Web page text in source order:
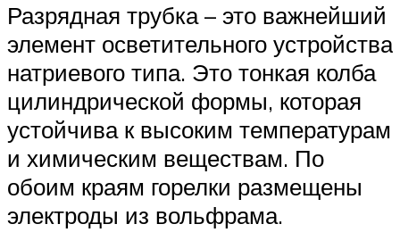
Разрядная трубка – это важнейший
элемент осветительного устройства
натриевого типа. Это тонкая колба
цилиндрической формы, которая
устойчива к высоким температурам
и химическим веществам. По
обоим краям горелки размещены
электроды из вольфрама.